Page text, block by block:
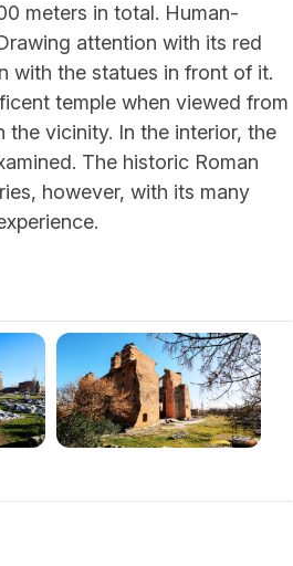
meters in total. Human-
attention with its red
with the statues in front of it.
temple when viewed from
the vicinity. In the interior, the
The historic Roman
however, with its many